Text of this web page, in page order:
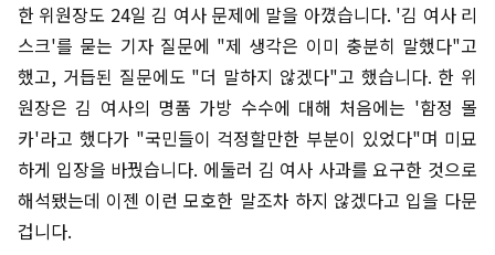
한 위원장도 24일 김 여사 문제에 말을 아꼈습니다. '김 여사 리
스크'를 묻는 기자 질문에 "제 생각은 이미 충분히 말했다"고
했고, 거듭된 질문에도 "더 말하지 않겠다"고 했습니다. 한 위
원장은 김 여사의 명품 가방 수수에 대해 처음에는 '함정 몰
카'라고 했다가 "국민들이 걱정할만한 부분이 있었다"며 미묘
하게 입장을 바꿨습니다. 에둘러 김 여사 사과를 요구한 것으로
해석됐는데 이젠 이런 모호한 말조차 하지 않겠다고 입을 다문
겁니다.